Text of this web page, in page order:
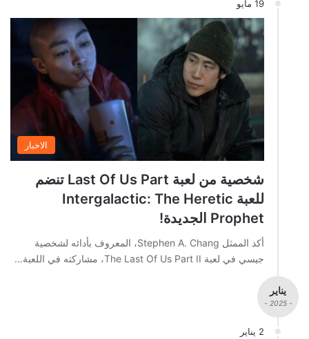
19 مايو
الاخبار
شخصية من لعبة Last Of Us Part تنضم
للعبة Intergalactic: The Heretic
Prophet الجديدة!
أكد الممثل Stephen A. Chang، المعروف بأدائه لشخصية
جيسي في لعبة The Last Of Us Part II، مشاركته في اللعبة…
يناير
- 2025 -
2 يناير